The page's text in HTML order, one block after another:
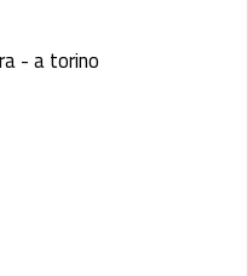
- a torino